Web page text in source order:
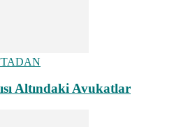
Altındaki Avukatlar